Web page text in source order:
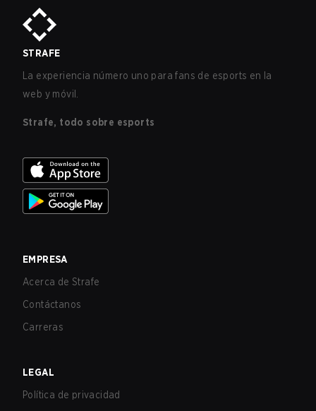
STRAFE
La experiencia número uno para fans de esports en la
web y móvil.
Strafe, todo sobre esports
EMPRESA
Acerca de Strafe
Contáctanos
Carreras
LEGAL
Política de privacidad